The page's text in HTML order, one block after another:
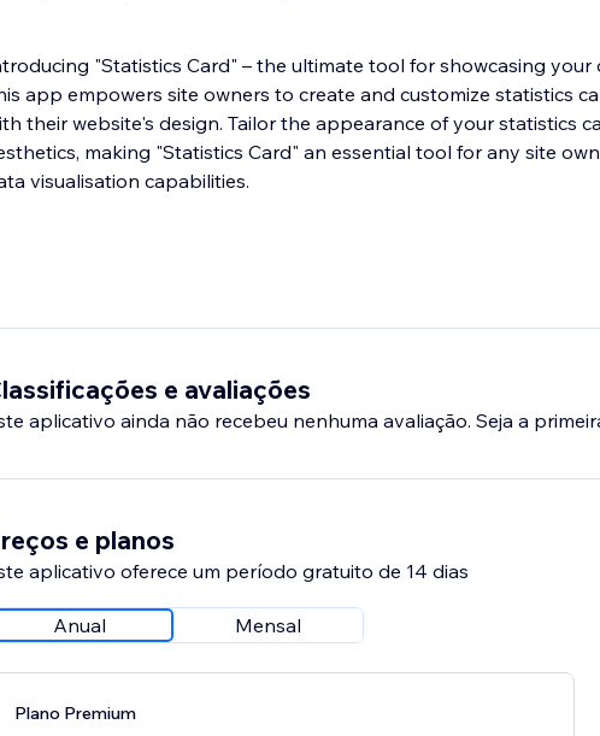
"Statistics Card" – the ultimate tool for showcasing
app empowers site owners to create and customize statistics
their website's design. Tailor the appearance of your statistics
making "Statistics Card" an essential tool for any site
visualisation capabilities.
e avaliações
aplicativo ainda não recebeu nenhuma avaliação. Seja a
e planos
aplicativo oferece um período gratuito de 14 dias
Anual Mensal
Plano Premium